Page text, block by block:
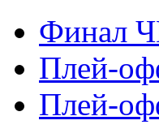
Финал
Плей-
Плей-